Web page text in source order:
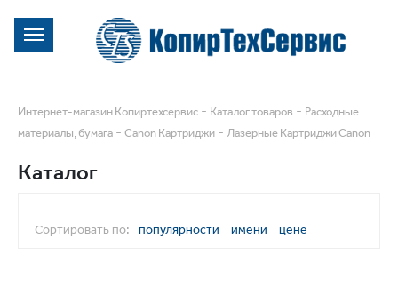
Интернет-магазин Копиртехсервис - Каталог товаров - Расходные
материалы, бумага - Canon Картриджи - Лазерные Картриджи Canon
Каталог
Сортировать по: популярности имени цене